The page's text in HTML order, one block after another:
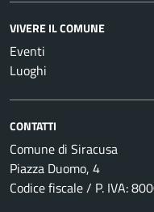
VIVERE IL COMUNE
Eventi
Luoghi
CONTATTI
Comune di Siracusa
Piazza Duomo, 4
Codice fiscale / P. IVA: